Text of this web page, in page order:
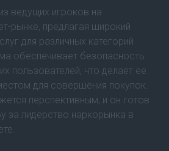
ведущих игроков на
рынке, предлагая широкий
для различных категорий
обеспечивает безопасность
пользователей, что делает ее
для совершения покупок.
перспективным, и он готов
за лидерство наркорынка в